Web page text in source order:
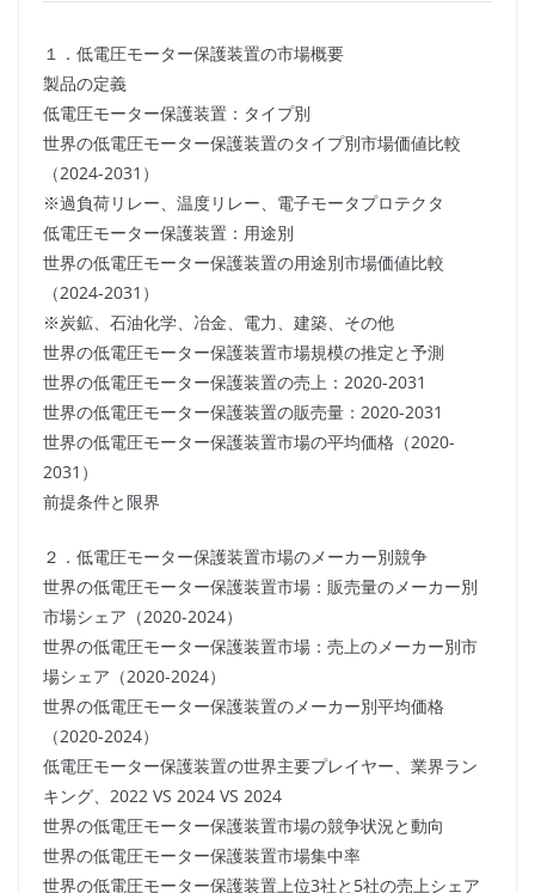
１．低電圧モーター保護装置の市場概要
製品の定義
低電圧モーター保護装置：タイプ別
世界の低電圧モーター保護装置のタイプ別市場価値比較
（2024-2031）
※過負荷リレー、温度リレー、電子モータプロテクタ
低電圧モーター保護装置：用途別
世界の低電圧モーター保護装置の用途別市場価値比較
（2024-2031）
※炭鉱、石油化学、冶金、電力、建築、その他
世界の低電圧モーター保護装置市場規模の推定と予測
世界の低電圧モーター保護装置の売上：2020-2031
世界の低電圧モーター保護装置の販売量：2020-2031
世界の低電圧モーター保護装置市場の平均価格（2020-
2031）
前提条件と限界
２．低電圧モーター保護装置市場のメーカー別競争
世界の低電圧モーター保護装置市場：販売量のメーカー別
市場シェア（2020-2024）
世界の低電圧モーター保護装置市場：売上のメーカー別市
場シェア（2020-2024）
世界の低電圧モーター保護装置のメーカー別平均価格
（2020-2024）
低電圧モーター保護装置の世界主要プレイヤー、業界ラン
キング、2022 VS 2024 VS 2024
世界の低電圧モーター保護装置市場の競争状況と動向
世界の低電圧モーター保護装置市場集中率
世界の低電圧モーター保護装置上位3社と5社の売上シェア